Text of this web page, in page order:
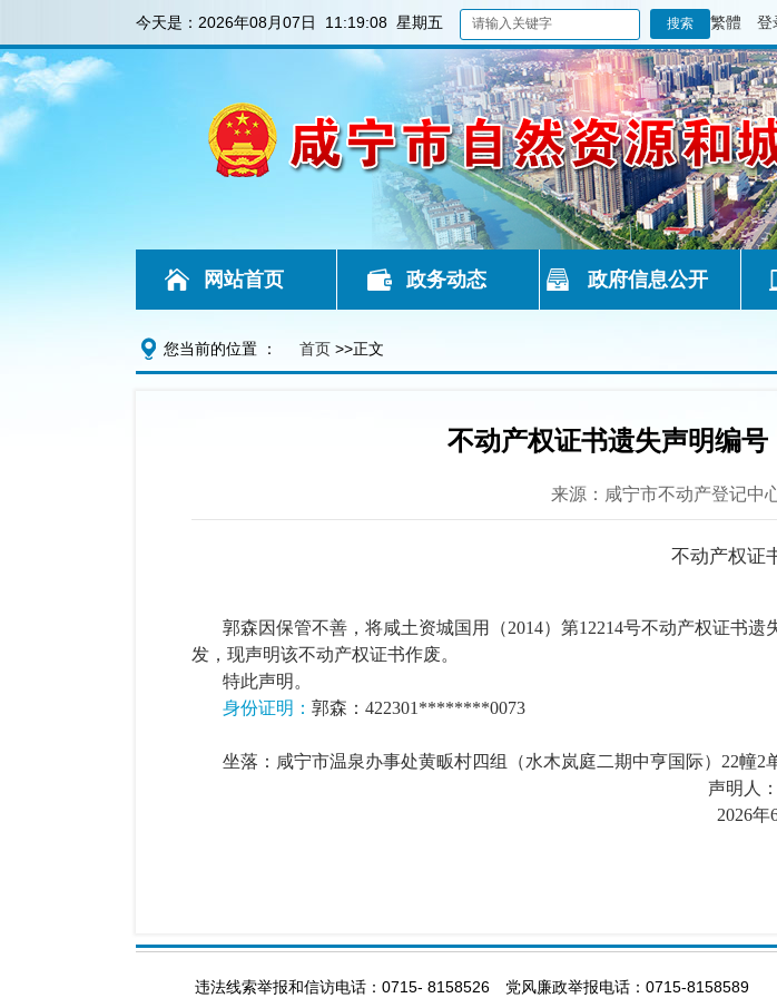
今天是： 2026年08月07日 11:19:08 星期五 繁體 登
网站首页 政务动态 政府信息公开
您当前的位置 ： 首页 >>正文
不动产权证书遗失声明编号
来源：咸宁市不动产登记中
不动产权证
郭森因保管不善，将咸土资城国用（2014）第12214号不动产权证书
发，现声明该不动产权证书作废。
特此声明。
身份证明： 郭森： 422301********0073
坐落：咸宁市温泉办事处黄畈村四组（水木岚庭二期中亨国际）22幢2
2026年
违法线索举报和信访电话：0715- 8158526 党风廉政举报电话：0715-8158589